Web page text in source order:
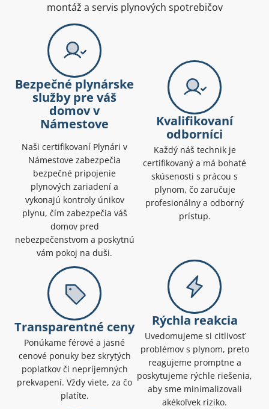
montáž a servis plynových spotrebičov
Bezpečné plynárske
služby pre váš
domov v
Námestove
Naši certifikovaní Plynári v
Námestove zabezpečia
bezpečné pripojenie
plynových zariadení a
vykonajú kontroly únikov
plynu, čím zabezpečia váš
domov pred
nebezpečenstvom a poskytnú
vám pokoj na duši.
Kvalifikovaní
odborníci
Každý náš technik je
certifikovaný a má bohaté
skúsenosti s prácou s
plynom, čo zaručuje
profesionálny a odborný
prístup.
Transparentné ceny
Ponúkame férové a jasné
cenové ponuky bez skrytých
poplatkov či nepríjemných
prekvapení. Vždy viete, za čo
platíte.
Rýchla reakcia
Uvedomujeme si citlivosť
problémov s plynom, preto
reagujeme promptne a
poskytujeme rýchle riešenia,
aby sme minimalizovali
akékoľvek riziko.